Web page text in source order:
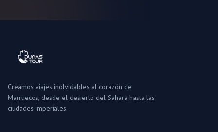
Creamos viajes inolvidables al corazón de
Marruecos, desde el desierto del Sahara hasta las
ciudades imperiales.